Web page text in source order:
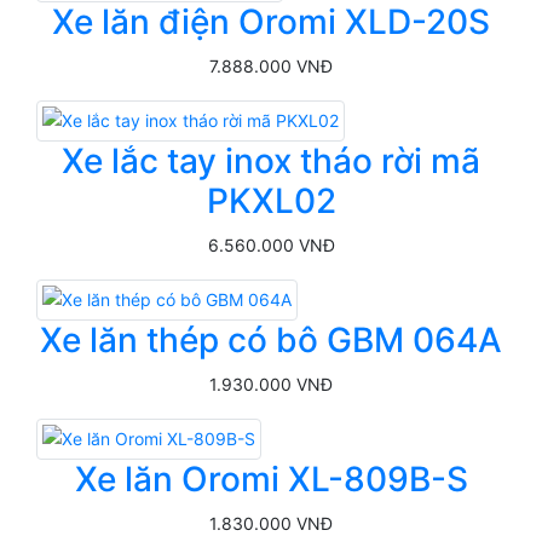
Xe lăn điện Oromi XLD-20S
7.888.000 VNĐ
Xe lắc tay inox tháo rời mã
PKXL02
6.560.000 VNĐ
Xe lăn thép có bô GBM 064A
1.930.000 VNĐ
Xe lăn Oromi XL-809B-S
1.830.000 VNĐ